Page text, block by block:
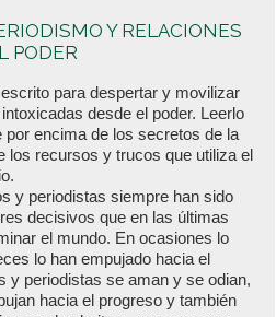
Y RELACIONES
PODER
para despertar y movilizar
desde el poder. Leerlo
por encima de los secretos de la
los recursos y trucos que utiliza el
y periodistas siempre han sido
decisivos que en las últimas
el mundo. En ocasiones lo
lo han empujado hacia el
y periodistas se aman y se odian,
hacia el progreso y también